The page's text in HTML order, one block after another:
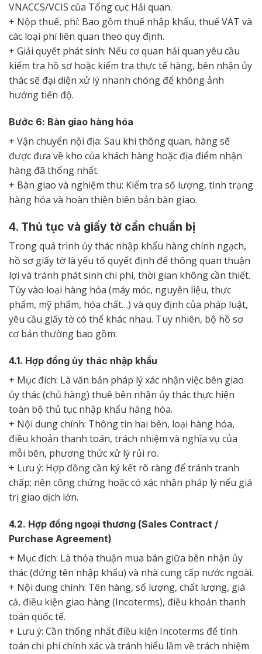
VNACCS/VCIS của Tổng cục Hải quan.
+ Nộp thuế, phí: Bao gồm thuế nhập khẩu, thuế VAT và
các loại phí liên quan theo quy định.
+ Giải quyết phát sinh: Nếu cơ quan hải quan yêu cầu
kiểm tra hồ sơ hoặc kiểm tra thực tế hàng, bên nhận ủy
thác sẽ đại diện xử lý nhanh chóng để không ảnh
hưởng tiến độ.
Bước 6: Bàn giao hàng hóa
+ Vận chuyển nội địa: Sau khi thông quan, hàng sẽ
được đưa về kho của khách hàng hoặc địa điểm nhận
hàng đã thống nhất.
+ Bàn giao và nghiệm thu: Kiểm tra số lượng, tình trạng
hàng hóa và hoàn thiện biên bản bàn giao.
4. Thủ tục và giấy tờ cần chuẩn bị
Trong quá trình ủy thác nhập khẩu hàng chính ngạch,
hồ sơ giấy tờ là yếu tố quyết định để thông quan thuận
lợi và tránh phát sinh chi phí, thời gian không cần thiết.
Tùy vào loại hàng hóa (máy móc, nguyên liệu, thực
phẩm, mỹ phẩm, hóa chất…) và quy định của pháp luật,
yêu cầu giấy tờ có thể khác nhau. Tuy nhiên, bộ hồ sơ
cơ bản thường bao gồm:
4.1. Hợp đồng ủy thác nhập khẩu
+ Mục đích: Là văn bản pháp lý xác nhận việc bên giao
ủy thác (chủ hàng) thuê bên nhận ủy thác thực hiện
toàn bộ thủ tục nhập khẩu hàng hóa.
+ Nội dung chính: Thông tin hai bên, loại hàng hóa,
điều khoản thanh toán, trách nhiệm và nghĩa vụ của
mỗi bên, phương thức xử lý rủi ro.
+ Lưu ý: Hợp đồng cần ký kết rõ ràng để tránh tranh
chấp; nên công chứng hoặc có xác nhận pháp lý nếu giá
trị giao dịch lớn.
4.2. Hợp đồng ngoại thương (Sales Contract /
Purchase Agreement)
+ Mục đích: Là thỏa thuận mua bán giữa bên nhận ủy
thác (đứng tên nhập khẩu) và nhà cung cấp nước ngoài.
+ Nội dung chính: Tên hàng, số lượng, chất lượng, giá
cả, điều kiện giao hàng (Incoterms), điều khoản thanh
toán quốc tế.
+ Lưu ý: Cần thống nhất điều kiện Incoterms để tính
toán chi phí chính xác và tránh hiểu lầm về trách nhiệm